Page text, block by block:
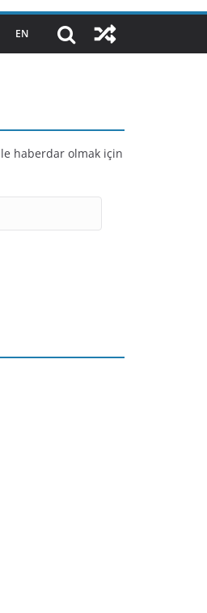
EN
haberdar olmak için